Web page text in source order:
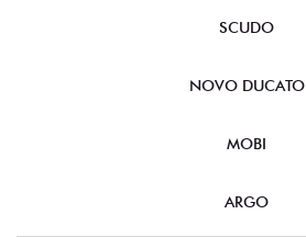
SCUDO
NOVO DUCATO
MOBI
ARGO